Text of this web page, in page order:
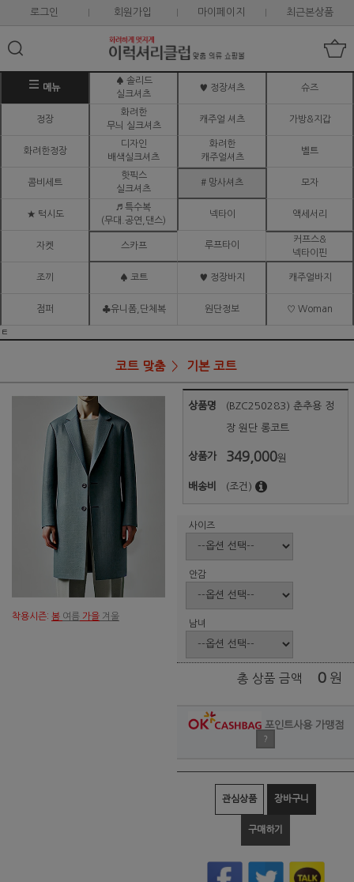
로그인 회원가입 마이페이지 최근본상품
메뉴
♠ 솔리드
실크셔츠
♥ 정장셔츠 슈즈
정장
화려한
무늬 실크셔츠
캐주얼 셔츠 가방&지갑
화려한정장
디자인
배색실크셔츠
화려한
캐주얼셔츠
벨트
콤비세트
핫픽스
실크셔츠
# 망사셔츠 모자
★ 턱시도
♬ 특수복
(무대.공연,댄스)
넥타이 액세서리
자켓 스카프 루프타이
커프스&
넥타이핀
조끼 ♠ 코트 ♥ 정장바지 캐주얼바지
점퍼 ♣유니폼,단체복 원단정보 ♡ Woman
ㅌ
코트 맞춤 기본 코트
착용시즌: 봄 여름 가을 겨울
상품명 (BZC250283) 춘추용 정
장 원단 롱코트
상품가 349,000원
배송비 (조건)
사이즈
안감
남녀
총 상품 금액 0 원
포인트사용 가맹점
?
관심상품 장바구니
구매하기